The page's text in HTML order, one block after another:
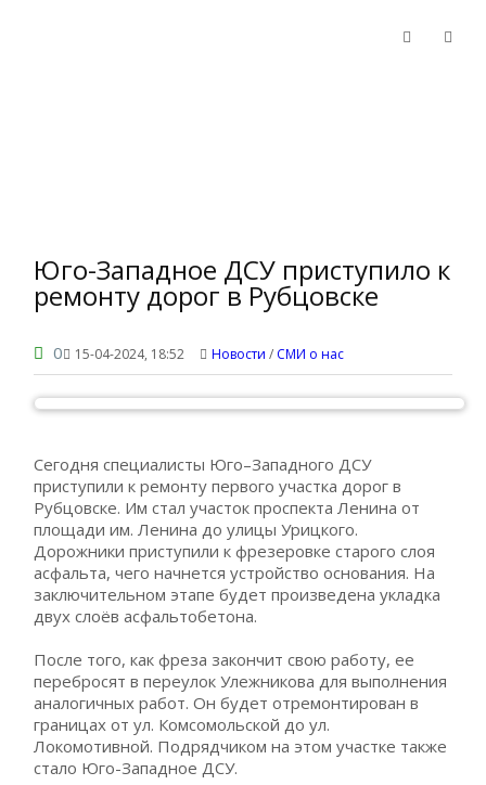
Юго-Западное ДСУ приступило к
ремонту дорог в Рубцовске
15-04-2024, 18:52 Новости / СМИ о нас
0
Сегодня специалисты Юго–Западного ДСУ
приступили к ремонту первого участка дорог в
Рубцовске. Им стал участок проспекта Ленина от
площади им. Ленина до улицы Урицкого.
Дорожники приступили к фрезеровке старого слоя
асфальта, чего начнется устройство основания. На
заключительном этапе будет произведена укладка
двух слоёв асфальтобетона.
После того, как фреза закончит свою работу, ее
перебросят в переулок Улежникова для выполнения
аналогичных работ. Он будет отремонтирован в
границах от ул. Комсомольской до ул.
Локомотивной. Подрядчиком на этом участке также
стало Юго-Западное ДСУ.